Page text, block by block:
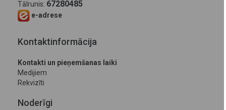
Tālrunis: 67280485
e-adrese
Kontaktinformācija
Kontakti un pieņemšanas laiki
Medijiem
Rekvizīti
Noderīgi